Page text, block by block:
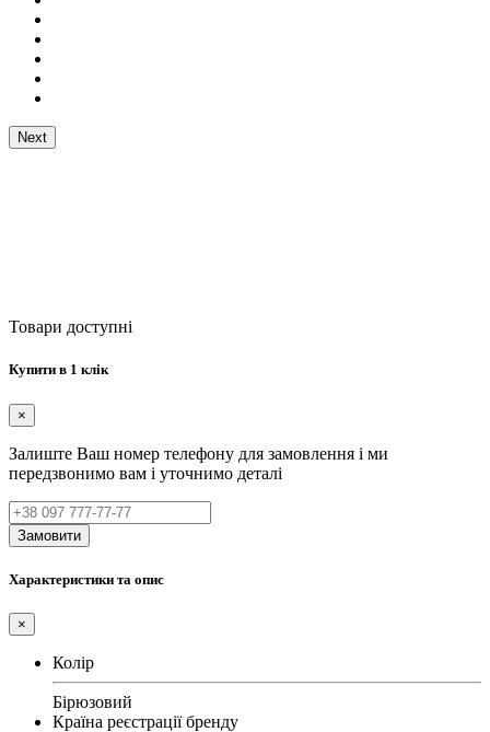
Next
Товари доступні
Купити в 1 клік
×
Залиште Ваш номер телефону для замовлення і ми
передзвонимо вам і уточнимо деталі
Замовити
Характеристики та опис
×
Колір
Бірюзовий
Країна реєстрації бренду